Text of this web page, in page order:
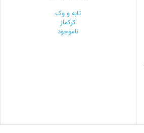
تابه و وک
کرکماز
ناموجود